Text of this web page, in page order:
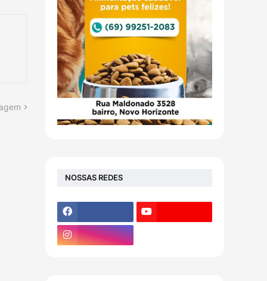
NOSSAS REDES